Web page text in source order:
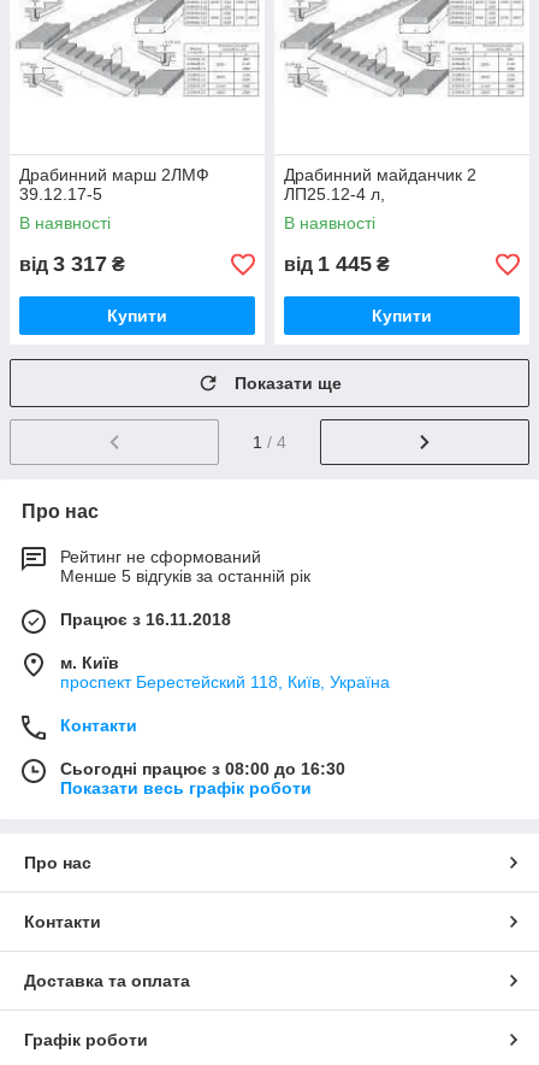
Драбинний марш 2ЛМФ
39.12.17-5
В наявності
від 3 317 ₴
Купити
Драбинний майданчик 2
ЛП25.12-4 л,
В наявності
від 1 445 ₴
Купити
Показати ще
1 / 4
Про нас
Рейтинг не сформований
Менше 5 відгуків за останній рік
Працює з 16.11.2018
м. Київ
проспект Берестейский 118, Київ, Україна
Контакти
Сьогодні працює з 08:00 до 16:30
Показати весь графік роботи
Про нас
Контакти
Доставка та оплата
Графік роботи